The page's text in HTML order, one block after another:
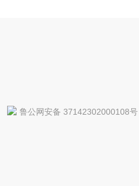
鲁公网安备 37142302000108号